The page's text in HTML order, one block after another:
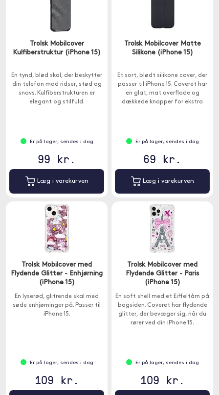
Trolsk Mobilcover
Kulfiberstruktur (iPhone 15)
En tynd, blød skal, der beskytter
din telefon mod ridser, stød og
snavs. Kulfiberstrukturen er
elegant og stilfuld.
Er på lager, sendes i dag
99 kr.
Læg i varekurven
Trolsk Mobilcover Matte
Silikone (iPhone 15)
Et sort, blødt silikone cover, der
passer til iPhone 15. Coveret har
en glat, mat overflade og
dækkede knapper for ekstra
Er på lager, sendes i dag
69 kr.
Læg i varekurven
Trolsk Mobilcover med
Flydende Glitter - Enhjørning
(iPhone 15)
En lyserød, glitrende skal med
søde enhjørninger på. Passer til
iPhone 15.
Er på lager, sendes i dag
109 kr.
Trolsk Mobilcover med
Flydende Glitter - Paris
(iPhone 15)
En soft shell med et Eiffeltårn på
bagsiden. Coveret har flydende
glitter, der bevæger sig, når du
rører ved din iPhone 15.
Er på lager, sendes i dag
109 kr.